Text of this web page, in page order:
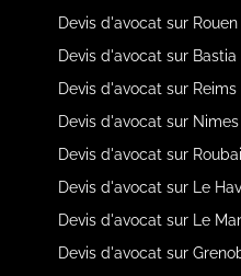
Devis d'avocat sur
Devis d'avocat sur
Devis d'avocat sur
Devis d'avocat sur
Devis d'avocat sur
Devis d'avocat sur Le
Devis d'avocat sur Le
Devis d'avocat sur